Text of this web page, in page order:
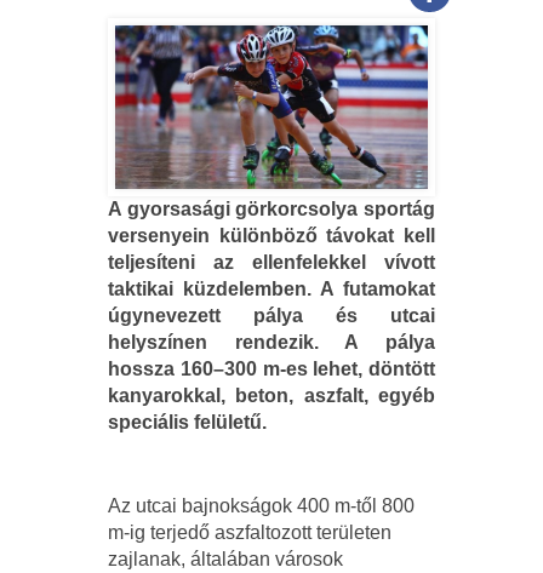
A gyorsasági görkorcsolya sportág
versenyein különböző távokat kell
teljesíteni az ellenfelekkel vívott
taktikai küzdelemben. A futamokat
úgynevezett pálya és utcai
helyszínen rendezik. A pálya
hossza 160–300 m-es lehet, döntött
kanyarokkal, beton, aszfalt, egyéb
speciális felületű.
Az utcai bajnokságok 400 m-től 800
m-ig terjedő aszfaltozott területen
zajlanak, általában városok